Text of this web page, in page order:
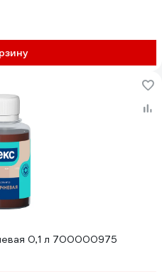
0,1 л 700000975